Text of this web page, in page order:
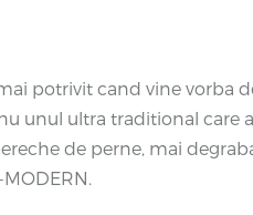
potrivit cand vine vorba
unul ultra traditional
de perne, mai
MODERN.